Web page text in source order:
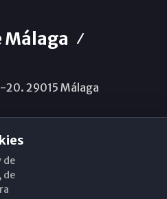
Málaga
20. 29015 Málaga
de
de